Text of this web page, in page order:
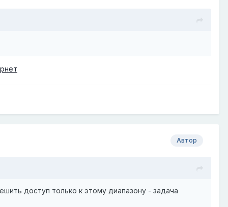
Автор
доступ только к этому диапазону - задача